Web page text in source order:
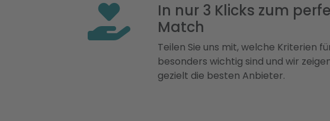
In nur 3 Klicks zum
Match
Teilen Sie uns mit, welche Kriterien
besonders wichtig sind und wir
gezielt die besten Anbieter.